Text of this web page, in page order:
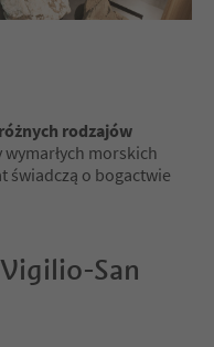
rodzajów
morskich
świadczą o bogactwie
San